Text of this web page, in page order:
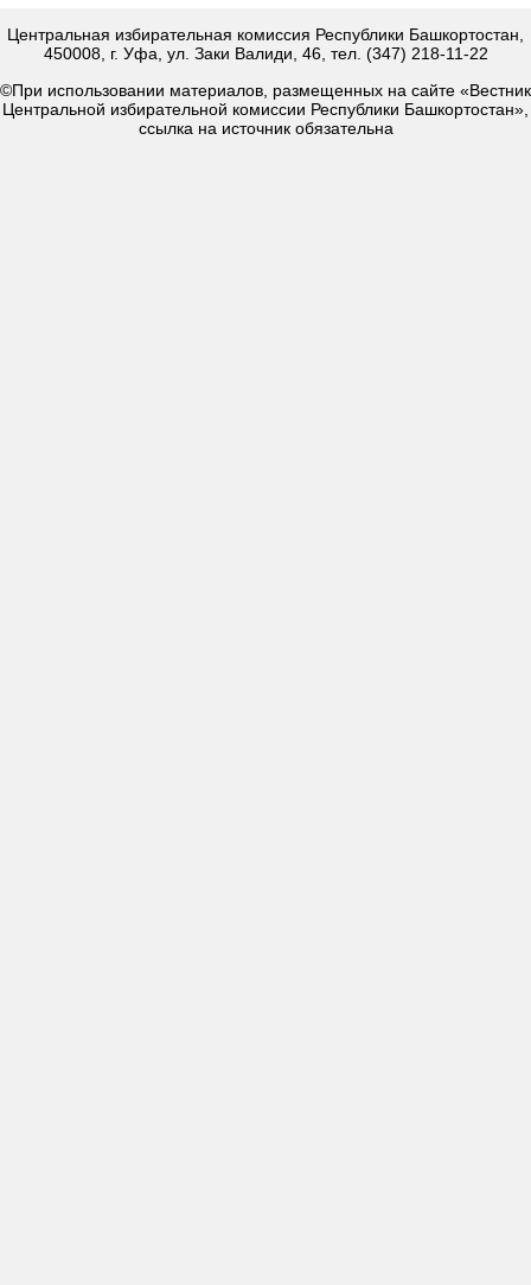
Центральная избирательная комиссия Республики Башкортостан,
450008, г. Уфа, ул. Заки Валиди, 46, тел. (347) 218-11-22
©При использовании материалов, размещенных на сайте «Вестник
Центральной избирательной комиссии Республики Башкортостан»,
ссылка на источник обязательна